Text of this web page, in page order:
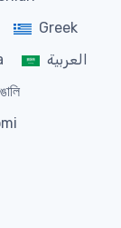
Greek
العربية